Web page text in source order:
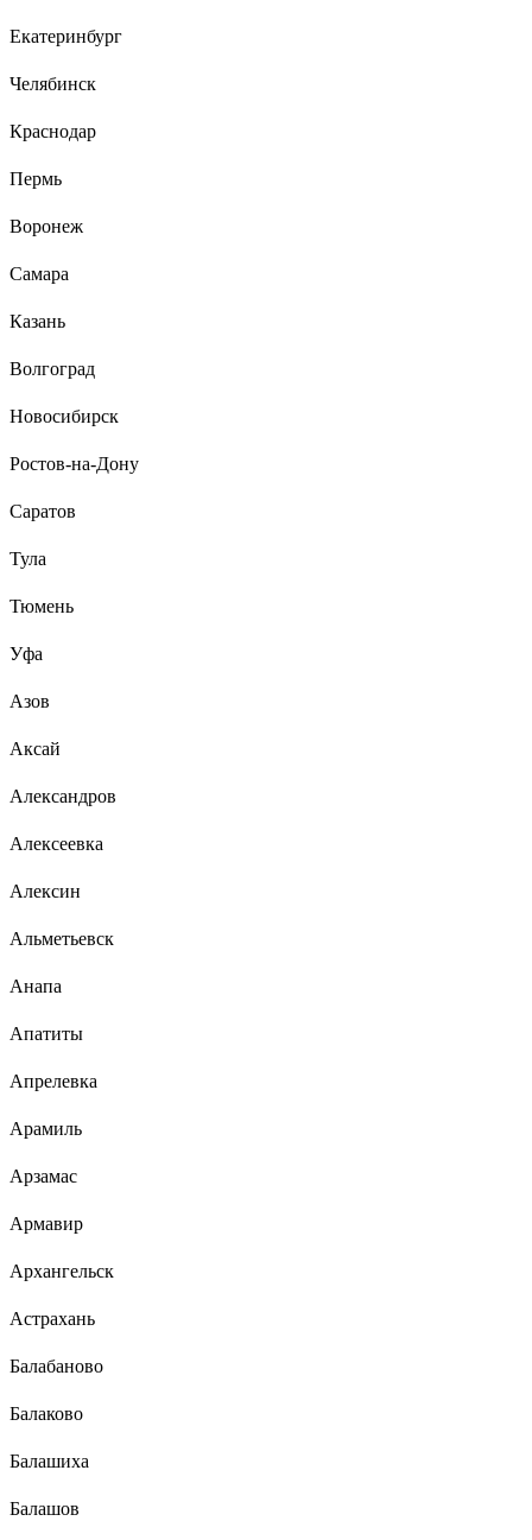
солидно выглядят, видно что из благородного металла,
гайки сами отворачиваются при виде сего чуда, мужики с
Екатеринбург
Челябинск
Краснодар
Пермь
Воронеж
Самара
Казань
Волгоград
Новосибирск
Ростов-на-Дону
Саратов
Тула
Тюмень
Уфа
Азов
Аксай
Александров
Алексеевка
Алексин
Альметьевск
Анапа
Апатиты
Апрелевка
Арамиль
Арзамас
Армавир
Архангельск
Астрахань
Балабаново
Балаково
Балашиха
Балашов